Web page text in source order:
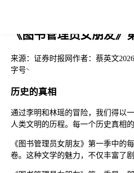
《图书管理员女朋友
来源： 证券时报网作者： 蔡英文
字号
历史的真相
通过李明和林瑶的冒险，我们得以
人类文明的历程。每一个历史真相
《图书管理员女朋友》第一季中的
卷。这种文学的魅力，不仅丰富了